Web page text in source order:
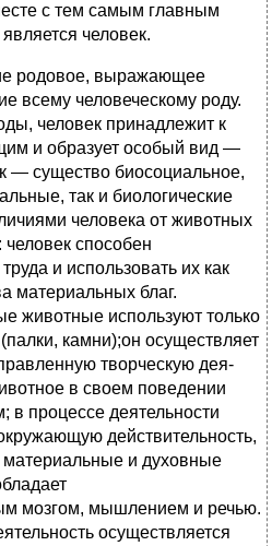
с тем самым главным
человек.
родовое, выражающее
всему человеческому роду.
человек при­надлежит к
и образует особый вид —
— существо биосоциальное,
так и биологические
человека от животных
способен
и использовать их как
материальных благ.
жи­вотные используют только
камни);он осуществляет
творческую дея­
в своем поведении
в процессе деятельности
дейст­вительность,
и духовные
мозгом, мышлением и речью.
осуществляется